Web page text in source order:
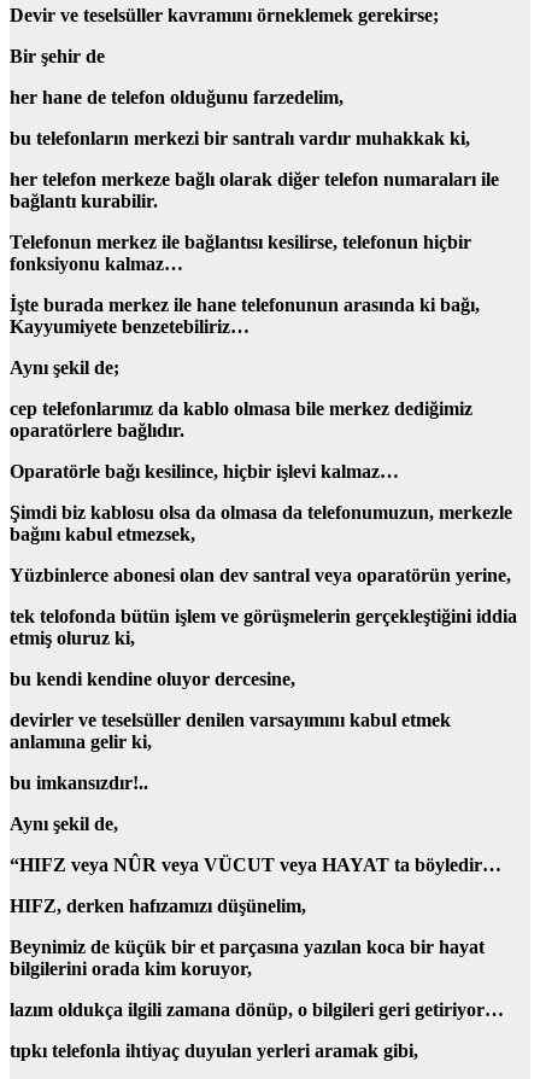
Devir ve teselsüller kavramını örneklemek gerekirse;
Bir şehir de
her hane de telefon olduğunu farzedelim,
bu telefonların merkezi bir santralı vardır muhakkak ki,
her telefon merkeze bağlı olarak diğer telefon numaraları ile
bağlantı kurabilir.
Telefonun merkez ile bağlantısı kesilirse, telefonun hiçbir
fonksiyonu kalmaz…
İşte burada merkez ile hane telefonunun arasında ki bağı,
Kayyumiyete benzetebiliriz…
Aynı şekil de;
cep telefonlarımız da kablo olmasa bile merkez dediğimiz
oparatörlere bağlıdır.
Oparatörle bağı kesilince, hiçbir işlevi kalmaz…
Şimdi biz kablosu olsa da olmasa da telefonumuzun, merkezle
bağını kabul etmezsek,
Yüzbinlerce abonesi olan dev santral veya oparatörün yerine,
tek telofonda bütün işlem ve görüşmelerin gerçekleştiğini iddia
etmiş oluruz ki,
bu kendi kendine oluyor dercesine,
devirler ve teselsüller denilen varsayımını kabul etmek
anlamına gelir ki,
bu imkansızdır!..
Aynı şekil de,
“HIFZ veya NÛR veya VÜCUT veya HAYAT ta böyledir…
HIFZ, derken hafızamızı düşünelim,
Beynimiz de küçük bir et parçasına yazılan koca bir hayat
bilgilerini orada kim koruyor,
lazım oldukça ilgili zamana dönüp, o bilgileri geri getiriyor…
tıpkı telefonla ihtiyaç duyulan yerleri aramak gibi,